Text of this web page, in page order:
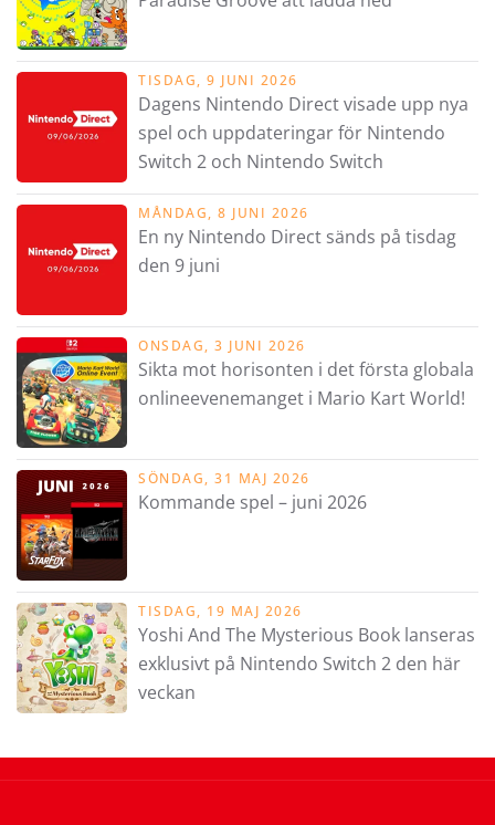
TISDAG, 9 JUNI 2026
Dagens Nintendo Direct visade upp nya
spel och uppdateringar för Nintendo
Switch 2 och Nintendo Switch
MÅNDAG, 8 JUNI 2026
En ny Nintendo Direct sänds på tisdag
den 9 juni
ONSDAG, 3 JUNI 2026
Sikta mot horisonten i det första globala
onlineevenemanget i Mario Kart World!
SÖNDAG, 31 MAJ 2026
Kommande spel – juni 2026
TISDAG, 19 MAJ 2026
Yoshi And The Mysterious Book lanseras
exklusivt på Nintendo Switch 2 den här
veckan